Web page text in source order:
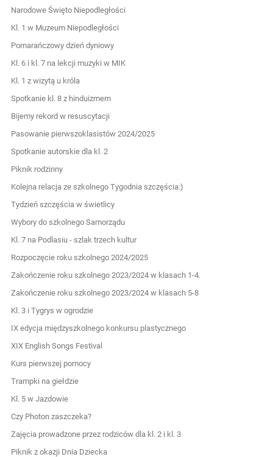
Narodowe Święto Niepodległości
Kl. 1 w Muzeum Niepodległości
Pomarańczowy dzień dyniowy
Kl. 6 i kl. 7 na lekcji muzyki w MIK
Kl. 1 z wizytą u króla
Spotkanie kl. 8 z hinduizmem
Bijemy rekord w resuscytacji
Pasowanie pierwszoklasistów 2024/2025
Spotkanie autorskie dla kl. 2
Piknik rodzinny
Kolejna relacja ze szkolnego Tygodnia szczęścia:)
Tydzień szczęścia w świetlicy
Wybory do szkolnego Samorządu
Kl. 7 na Podlasiu - szlak trzech kultur
Rozpoczęcie roku szkolnego 2024/2025
Zakończenie roku szkolnego 2023/2024 w klasach 1-4.
Zakończenie roku szkolnego 2023/2024 w klasach 5-8
Kl. 3 i Tygrys w ogrodzie
IX edycja międzyszkolnego konkursu plastycznego
XIX English Songs Festival
Kurs pierwszej pomocy
Trampki na giełdzie
Kl. 5 w Jazdowie
Czy Photon zaszczeka?
Zajęcia prowadzone przez rodziców dla kl. 2 i kl. 3
Piknik z okazji Dnia Dziecka